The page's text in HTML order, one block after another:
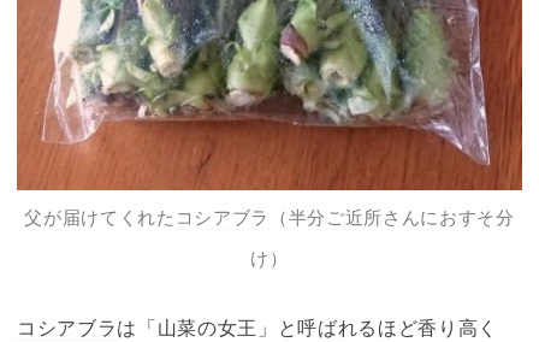
父が届けてくれた コシアブラ
（半分ご近所さんにおすそ分
け）
コシアブラは「山菜の女王」と呼ばれるほど香り高く